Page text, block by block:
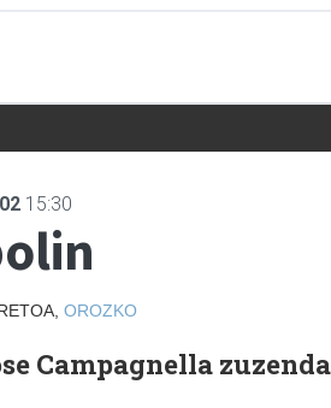
15:30
OROZKO
Campagnella